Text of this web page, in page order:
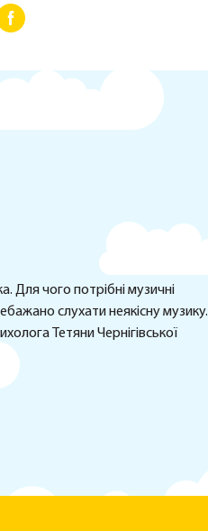
Для чого потрібні музичні
слухати неякісну музику.
Тетяни Чернігівської